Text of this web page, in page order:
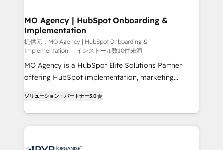
architectures that accelerate revenue operations and
performance. - Multi-object CRM migration, cleanup,
and implementation. - Pre-built and custom
integrations across your full tech stack. - Custom
object setup, CMS builds, and full-funnel automation.
- Dashboards, lifecycle campaigns, and lead
Ongoing optimization, managed support, and
scalable retainers. Let’s make HubSpot your most
MO Agency | HubSpot Onboarding &
Implementation
提供元：MO Agency | HubSpot Onboarding &
Implementation
インストール数10件未満
MO Agency is a HubSpot Elite Solutions Partner
offering HubSpot implementation, marketing
paid media, content marketing, AEO and GEO (AI
search optimisation), and HubSpot Content Hub and
WordPress development. We work with enterprise
ソリューション・パートナー5.0